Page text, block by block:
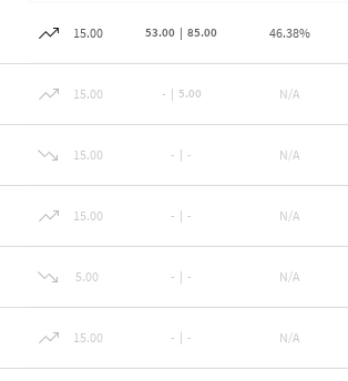
15.00 53.00 | 85.00 46.38%
15.00 - | 5.00 N/A
15.00 - | - N/A
15.00 - | - N/A
5.00 - | - N/A
15.00 - | - N/A